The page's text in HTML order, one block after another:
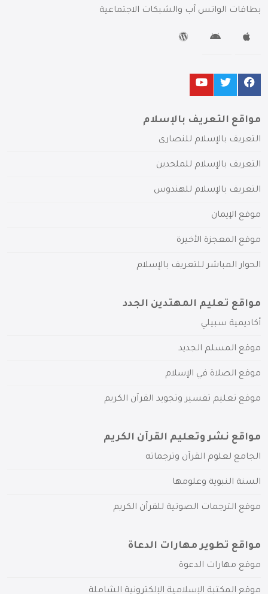
بطاقات الواتس آب والشبكات الاجتماعية
مواقع التعريف بالإسلام
التعريف بالإسلام للنصارى
التعريف بالإسلام للملحدين
التعريف بالإسلام للهندوس
موقع الإيمان
موقع المعجزة الأخيرة
الحوار المباشر للتعريف بالإسلام
مواقع تعليم المهتدين الجدد
أكاديمية سبيلي
موقع المسلم الجديد
موقع الصلاة في الإسلام
موقع تعليم تفسير وتجويد القرآن الكريم
مواقع نشر وتعليم القرآن الكريم
الجامع لعلوم القرآن وترجماته
السنة النبوية وعلومها
موقع الترجمات الصوتية للقرآن الكريم
مواقع تطوير مهارات الدعاة
موقع مهارات الدعوة
موقع المكتبة الإسلامية الإلكترونية الشاملة